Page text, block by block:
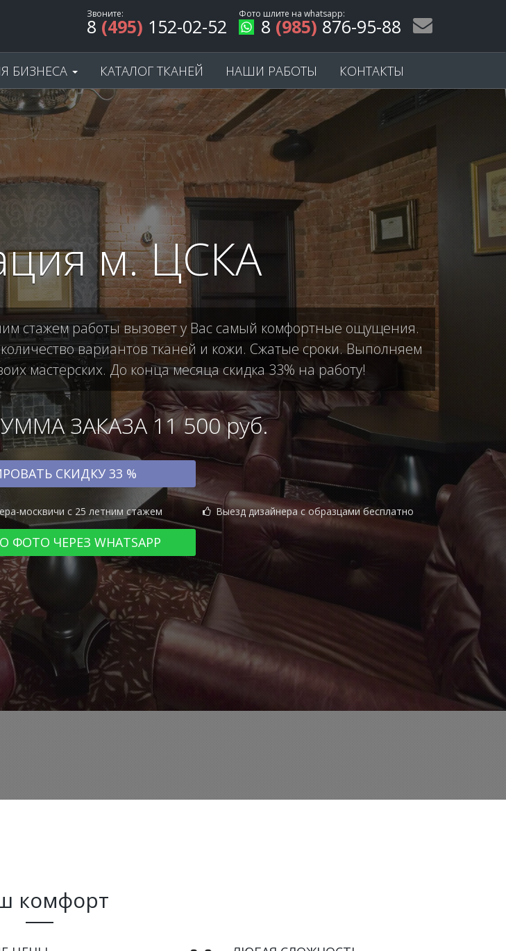
Звоните:
8 (495) 152-02-52
Фото шлите на whatsapp:
8 (985) 876-95-88
БИЗНЕСА КАТАЛОГ ТКАНЕЙ НАШИ РАБОТЫ КОНТАКТЫ
м. ЦСКА
стажем работы вызовет у Вас самый комфортные ощущения.
вариантов тканей и кожи. Сжатые сроки. Выполняем
мастерских. До конца месяца скидка 33% на работу!
ЗАКАЗА 11 500 руб.
СКИДКУ 33 %
москвичи с 25 летним стажем Выезд дизайнера с образцами бесплатно
ФОТО ЧЕРЕЗ WHATSAPP
комфорт